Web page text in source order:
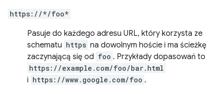
https://*/foo*
Pasuje do każdego adresu URL, który korzysta ze
schematu https na dowolnym hoście i ma ścieżkę
zaczynającą się od foo . Przykłady dopasowań to
https://example.com/foo/bar.html
i https://www.google.com/foo .